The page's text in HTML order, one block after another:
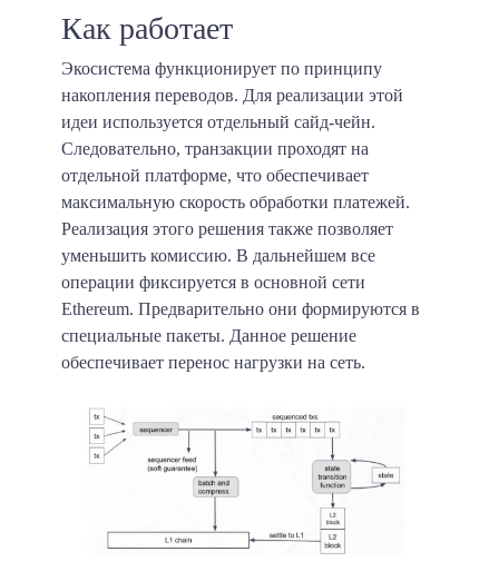
Как работает
Экосистема функционирует по принципу
накопления переводов. Для реализации этой
идеи используется отдельный сайд-чейн.
Следовательно, транзакции проходят на
отдельной платформе, что обеспечивает
максимальную скорость обработки платежей.
Реализация этого решения также позволяет
уменьшить комиссию. В дальнейшем все
операции фиксируется в основной сети
Ethereum. Предварительно они формируются в
специальные пакеты. Данное решение
обеспечивает перенос нагрузки на сеть.